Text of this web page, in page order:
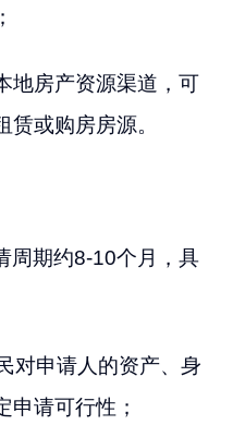
地房产资源渠道，可
或购房房源。
周期约8-10个月，具
对申请人的资产、身
申请可行性；